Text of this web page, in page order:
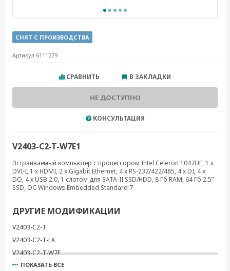
СНЯТ С ПРОИЗВОДСТВА
Артикул 6111279
СРАВНИТЬ В ЗАКЛАДКИ
НЕ ДОСТУПНО
КОНСУЛЬТАЦИЯ
V2403-C2-T-W7E1
Встраиваемый компьютер с процессором Intel Celeron 1047UE, 1 x
DVI-I, 1 x HDMI, 2 x Gigabit Ethernet, 4 x RS-232/422/485, 4 x DI, 4 x
DO, 4 x USB 2.0, 1 слотом для SATA-II SSD/HDD, 8 Гб RAM, 64 Гб 2.5”
SSD, ОС Windows Embedded Standard 7
ДРУГИЕ МОДИФИКАЦИИ
V2403-C2-T
V2403-C2-T-LX
V2403-C2-T-W7E
V2403-C2-W-T
ПОКАЗАТЬ ВСЕ